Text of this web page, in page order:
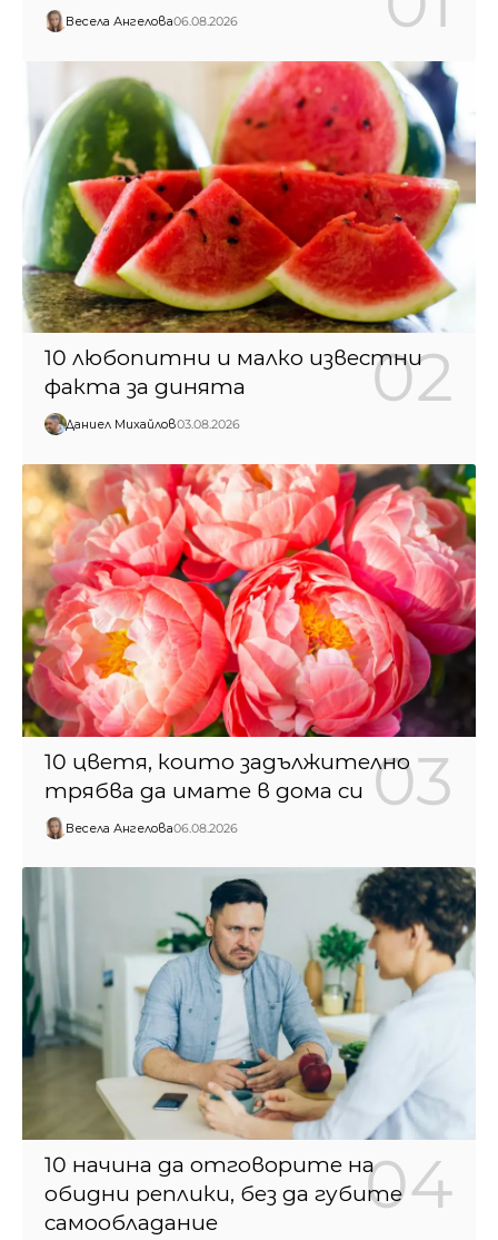
Весела Ангелова06.08.2026
10 любопитни и малко известни
факта за динята
Даниел Михайлов03.08.2026
10 цветя, които задължително
трябва да имате в дома си
Весела Ангелова06.08.2026
10 начина да отговорите на
обидни реплики, без да губите
самообладание